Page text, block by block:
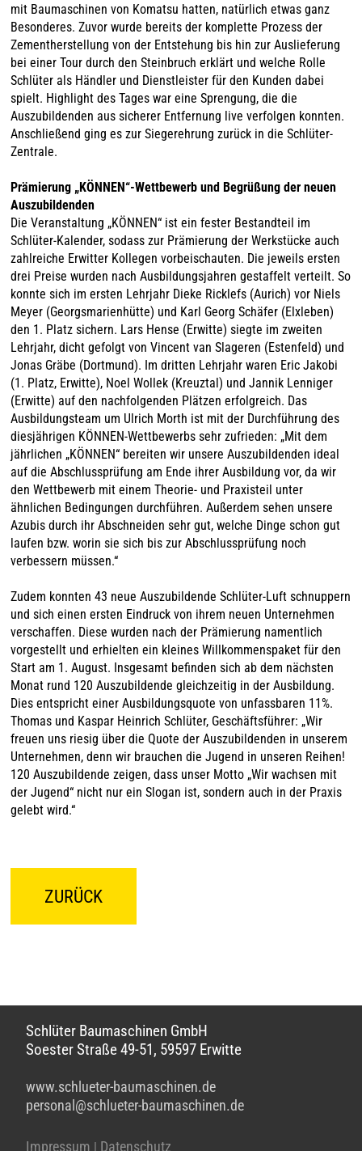
mit Baumaschinen von Komatsu hatten, natürlich etwas ganz
Besonderes. Zuvor wurde bereits der komplette Prozess der
Zementherstellung von der Entstehung bis hin zur Auslieferung
bei einer Tour durch den Steinbruch erklärt und welche Rolle
Schlüter als Händler und Dienstleister für den Kunden dabei
spielt. Highlight des Tages war eine Sprengung, die die
Auszubildenden aus sicherer Entfernung live verfolgen konnten.
Anschließend ging es zur Siegerehrung zurück in die Schlüter-
Zentrale.
Prämierung „KÖNNEN“-Wettbewerb und Begrüßung der neuen
Auszubildenden
Die Veranstaltung „KÖNNEN“ ist ein fester Bestandteil im
Schlüter-Kalender, sodass zur Prämierung der Werkstücke auch
zahlreiche Erwitter Kollegen vorbeischauten. Die jeweils ersten
drei Preise wurden nach Ausbildungsjahren gestaffelt verteilt. So
konnte sich im ersten Lehrjahr Dieke Ricklefs (Aurich) vor Niels
Meyer (Georgsmarienhütte) und Karl Georg Schäfer (Elxleben)
den 1. Platz sichern. Lars Hense (Erwitte) siegte im zweiten
Lehrjahr, dicht gefolgt von Vincent van Slageren (Estenfeld) und
Jonas Gräbe (Dortmund). Im dritten Lehrjahr waren Eric Jakobi
(1. Platz, Erwitte), Noel Wollek (Kreuztal) und Jannik Lenniger
(Erwitte) auf den nachfolgenden Plätzen erfolgreich. Das
Ausbildungsteam um Ulrich Morth ist mit der Durchführung des
diesjährigen KÖNNEN-Wettbewerbs sehr zufrieden: „Mit dem
jährlichen „KÖNNEN“ bereiten wir unsere Auszubildenden ideal
auf die Abschlussprüfung am Ende ihrer Ausbildung vor, da wir
den Wettbewerb mit einem Theorie- und Praxisteil unter
ähnlichen Bedingungen durchführen. Außerdem sehen unsere
Azubis durch ihr Abschneiden sehr gut, welche Dinge schon gut
laufen bzw. worin sie sich bis zur Abschlussprüfung noch
verbessern müssen.“
Zudem konnten 43 neue Auszubildende Schlüter-Luft schnuppern
und sich einen ersten Eindruck von ihrem neuen Unternehmen
verschaffen. Diese wurden nach der Prämierung namentlich
vorgestellt und erhielten ein kleines Willkommenspaket für den
Start am 1. August. Insgesamt befinden sich ab dem nächsten
Monat rund 120 Auszubildende gleichzeitig in der Ausbildung.
Dies entspricht einer Ausbildungsquote von unfassbaren 11%.
Thomas und Kaspar Heinrich Schlüter, Geschäftsführer: „Wir
freuen uns riesig über die Quote der Auszubildenden in unserem
Unternehmen, denn wir brauchen die Jugend in unseren Reihen!
120 Auszubildende zeigen, dass unser Motto „Wir wachsen mit
der Jugend“ nicht nur ein Slogan ist, sondern auch in der Praxis
gelebt wird.“
ZURÜCK
Schlüter Baumaschinen GmbH
Soester Straße 49-51, 59597 Erwitte
www.schlueter-baumaschinen.de
personal@schlueter-baumaschinen.de
Impressum | Datenschutz